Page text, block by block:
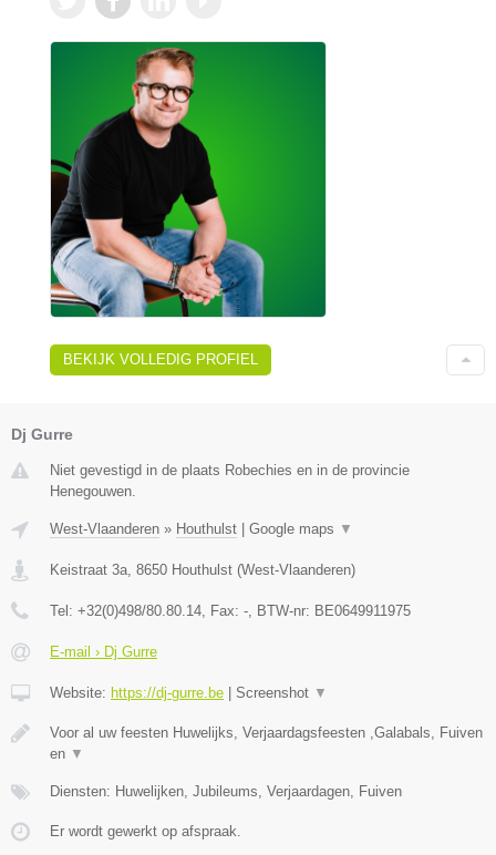
BEKIJK VOLLEDIG PROFIEL
Dj Gurre
Niet gevestigd in de plaats Robechies en in de provincie
Henegouwen.
West-Vlaanderen » Houthulst Google maps ▼
Keistraat 3a, 8650 Houthulst (West-Vlaanderen)
Tel: +32(0)498/80.80.14, Fax: -, BTW-nr: BE0649911975
E-mail › Dj Gurre
Website: https://dj-gurre.be Screenshot ▼
Voor al uw feesten Huwelijks, Verjaardagsfeesten ,Galabals, Fuiven
en ▼
Diensten: Huwelijken, Jubileums, Verjaardagen, Fuiven
Er wordt gewerkt op afspraak.